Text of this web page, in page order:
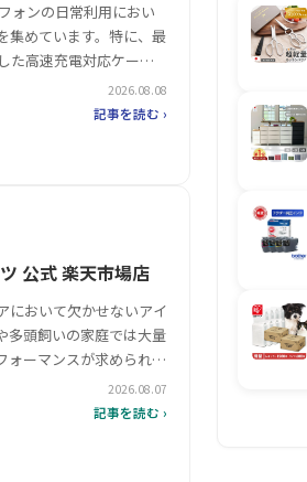
ォンの日常利用におい
集めています。特に、最
た高速充電対応ケーブ
要求が高まっています。
ケー…
2026.08.08
記事を読む ›
公式 楽天市場店
において欠かせないアイ
多頭飼いの家庭では大量
ォーマンスが求められま
、アイリスオーヤマのペ
後、薄型設計ながら6層
2026.08.07
記事を読む ›